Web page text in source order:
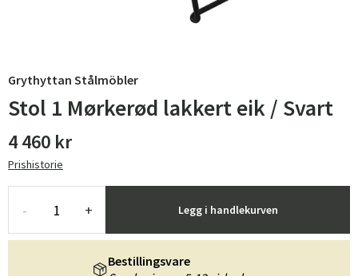
Grythyttan Stålmöbler
Stol 1 Mørkerød lakkert eik / Svart
4 460 kr
Prishistorie
- + Legg i handlekurven
Bestillingsvare